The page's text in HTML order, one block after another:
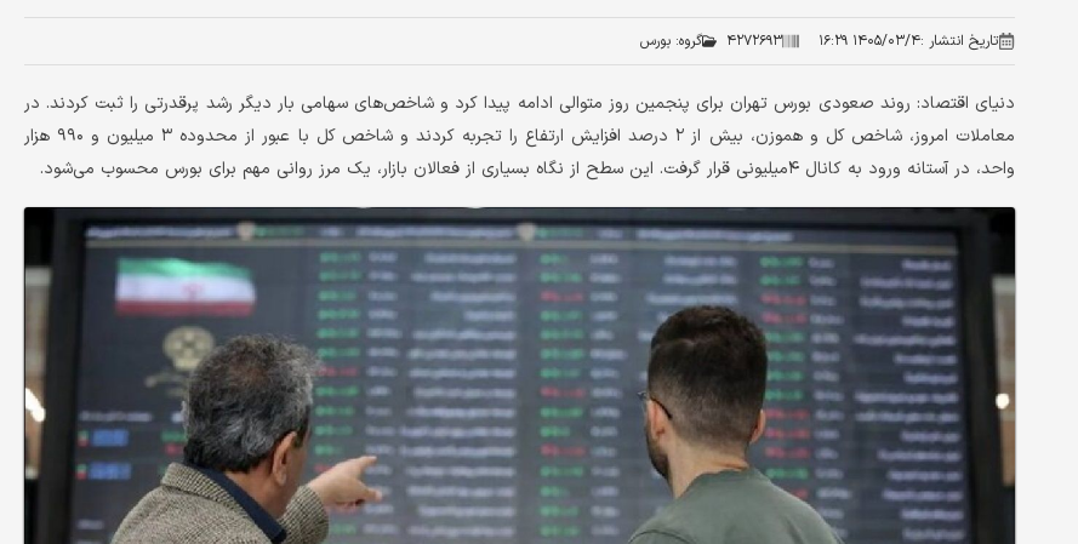
تاریخ انتشار :۱۴۰۵/۰۳/۴ ۱۶:۲۹ ۴۲۷۲۶۹۳ گروه: بورس
دنیای اقتصاد: روند صعودی بورس تهران برای پنجمین روز متوالی ادامه پیدا کرد و شاخص‌های سهامی بار دیگر رشد پرقدرتی را ثبت کردند. در
معاملات امروز، شاخص کل و هموزن، بیش از ۲ درصد افزایش ارتفاع را تجربه کردند و شاخص کل با عبور از محدوده ۳ میلیون و ۹۹۰ هزار
واحد، در آستانه ورود به کانال ۴میلیونی قرار گرفت. این سطح از نگاه بسیاری از فعالان بازار، یک مرز روانی مهم برای بورس محسوب می‌شود.